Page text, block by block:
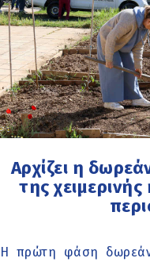
Αρχίζει η
της
Η πρώτη φάση